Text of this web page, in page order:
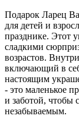
Подарок Ларец
для детей и
празднике. Этот
сладкими
возрастов.
включающий в
настоящим
- это маленькое
и заботой, чтобы
незабываемым.